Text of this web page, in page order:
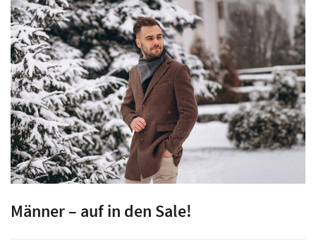
Männer – auf in den Sale!